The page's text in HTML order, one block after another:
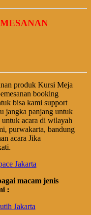
produk Kursi Meja
booking
bisa kami support
jangka panjang untuk
acara di wilayah
purwakarta, bandung
acara Jika
macam jenis
:
Jakarta